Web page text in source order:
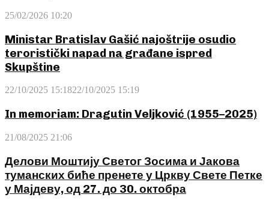
25/02/2026 10:20
Ministar Bratislav Gašić najoštrije osudio
teroristički napad na građane ispred
Skupštine
22/10/2025 15:1822/10/2025 15:19
In memoriam: Dragutin Veljković (1955–2025)
21/08/2025 21:06
Делови Моштију Светог Зосима и Јакова
туманских биће пренете у Цркву Свете Петке
у Мајдеву, од 27. до 30. октобра